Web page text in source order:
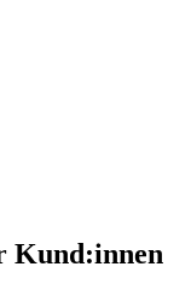
Kund:innen